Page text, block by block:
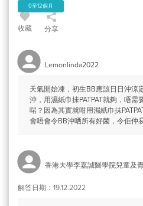
0至12個月
收藏 分享
Lemonlinda2022
天氣開始凍，初生BB應該日日沖涼
沖，用濕紙巾抺PATPAT就夠，唔
啱？因為其實就咁用濕紙巾抺
會唔會令BB沖哂所有好菌，令佢仲
香港大學李嘉誠醫學院兒童及
解答日期：19.12.2022